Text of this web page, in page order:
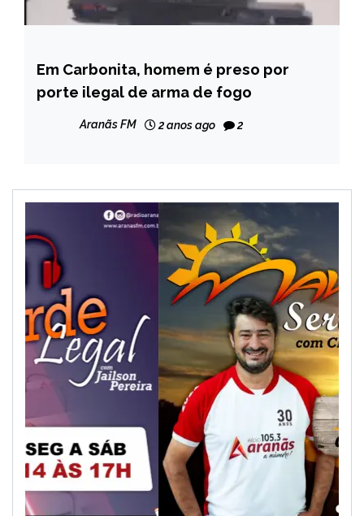
CAPELINHA
MINAS
Em Carbonita, homem é preso por
porte ilegal de arma de fogo
Aranãs FM 2 anos ago 2